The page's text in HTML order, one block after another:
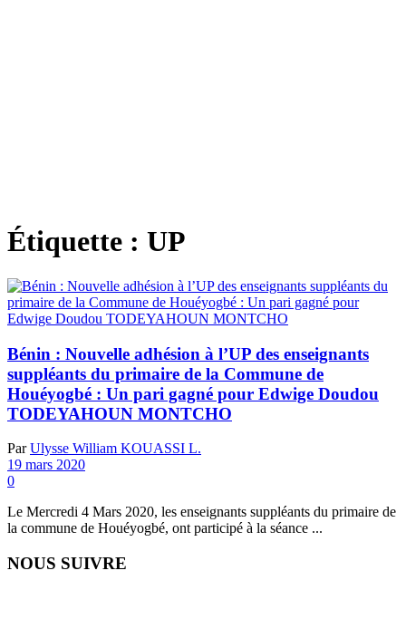
Étiquette : UP
Bénin : Nouvelle adhésion à l’UP des enseignants
suppléants du primaire de la Commune de
Houéyogbé : Un pari gagné pour Edwige Doudou
TODEYAHOUN MONTCHO
Par Ulysse William KOUASSI L.
19 mars 2020
0
Le Mercredi 4 Mars 2020, les enseignants suppléants du primaire de
la commune de Houéyogbé, ont participé à la séance ...
NOUS SUIVRE